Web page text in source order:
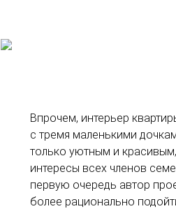
Впрочем, интерьер
с тремя маленькими
только уютным и
интересы всех членов
первую очередь автор
более рационально